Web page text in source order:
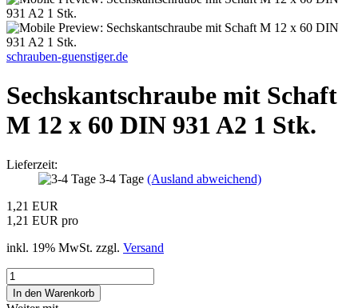
schrauben-guenstiger.de
Sechskantschraube mit Schaft
M 12 x 60 DIN 931 A2 1 Stk.
Lieferzeit:
3-4 Tage (Ausland abweichend)
1,21 EUR
1,21 EUR pro
inkl. 19% MwSt. zzgl. Versand